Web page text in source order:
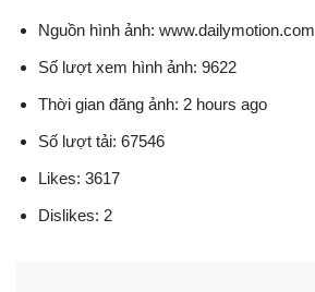
Nguồn hình ảnh: www.dailymotion.com
Số lượt xem hình ảnh: 9622
Thời gian đăng ảnh: 2 hours ago
Số lượt tải: 67546
Likes: 3617
Dislikes: 2